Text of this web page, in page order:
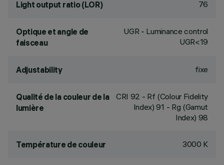
Light output ratio (LOR) 76
Optique et angle de
faisceau
UGR - Luminance control
UGR<19
Adjustability fixe
Qualité de la couleur de la
lumière
CRI 92 - Rf (Colour Fidelity
Index) 91 - Rg (Gamut
Index) 98
Température de couleur 3000 K